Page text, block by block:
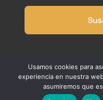
Usamos cookies para
experiencia en nuestra
asumiremos que